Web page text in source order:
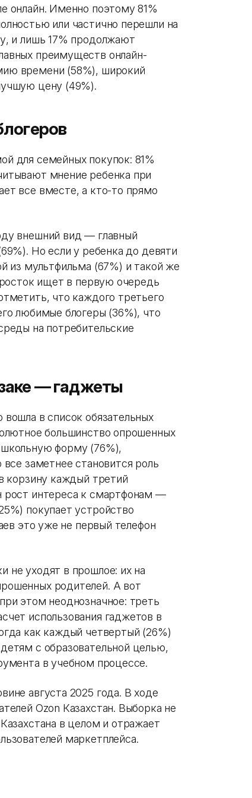
онлайн. Именно поэтому 81%
или частично перешли на
и лишь 17% продолжают
преимуществ онлайн-
времени (58%), широкий
цену (49%).
для семейных покупок: 81%
мнение ребенка при
все вместе, а кто-то прямо
внешний вид — главный
Но если у ребенка до девяти
из мультфильма (67%) и такой же
ищет в первую очередь
что каждого третьего
любимые блогеры (36%), что
на потребительские
— гаджеты
в список обязательных
большинство опрошенных
школьную форму (76%),
заметнее становится роль
корзину каждый третий
рост интереса к смартфонам —
покупает устройство
это уже не первый телефон
не уходят в прошлое: их на
родителей. А вот
этом неоднозначное: треть
использования гаджетов в
как каждый четвертый (26%)
с образовательной целью,
в учебном процессе.
августа 2025 года. В ходе
Ozon Казахстан. Выборка не
в целом и отражает
маркетплейса.